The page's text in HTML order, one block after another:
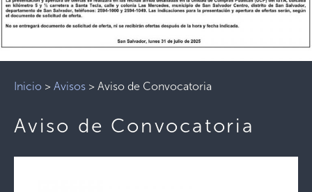
Inicio > Avisos > Aviso de Convocatoria
Aviso de Convocatoria